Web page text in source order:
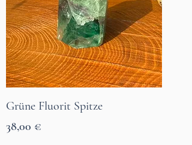
Grüne Fluorit Spitze
Prix
38,00 €